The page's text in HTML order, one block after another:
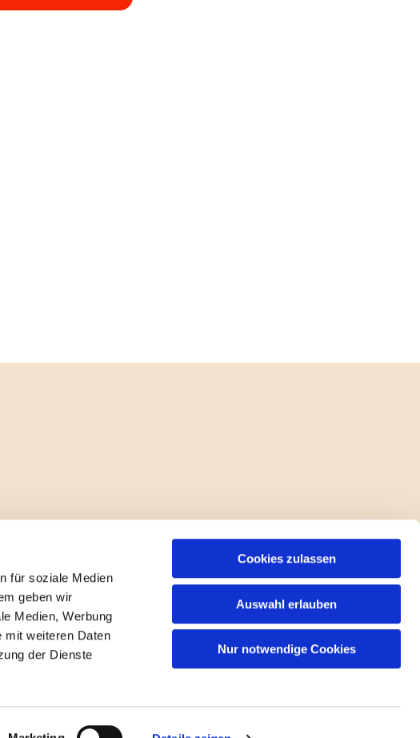
für soziale Medien
geben wir
Medien, Werbung
mit weiteren Daten
der Dienste
Cookies zulassen
Auswahl erlauben
Nur notwendige Cookies
Login